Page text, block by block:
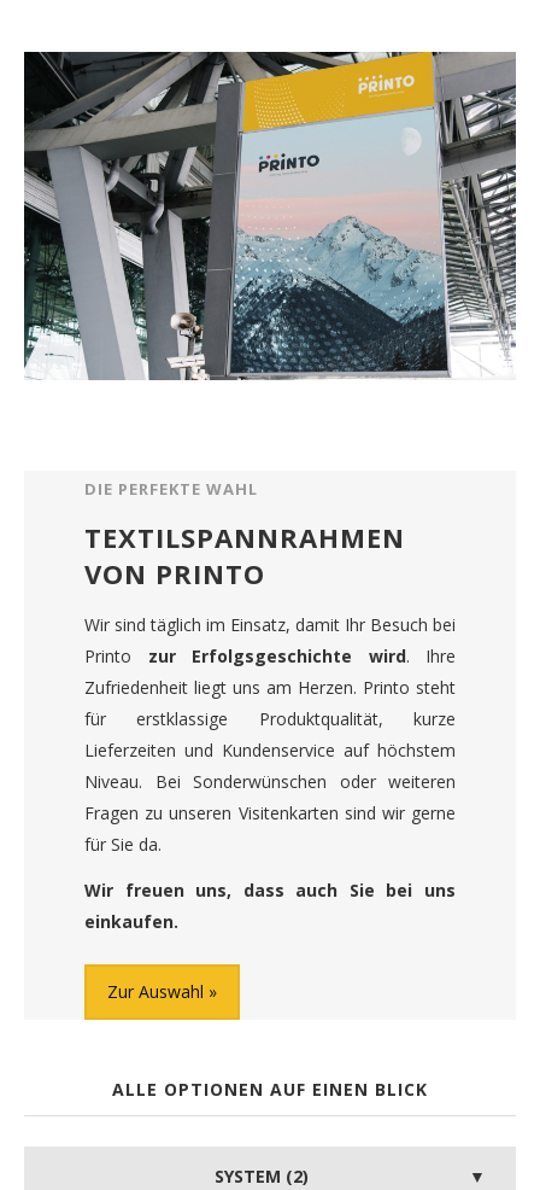
DIE PERFEKTE WAHL
TEXTILSPANNRAHMEN
VON PRINTO
Wir sind täglich im Einsatz, damit Ihr Besuch bei
Printo zur Erfolgsgeschichte wird. Ihre
Zufriedenheit liegt uns am Herzen. Printo steht
für erstklassige Produktqualität, kurze
Lieferzeiten und Kundenservice auf höchstem
Niveau. Bei Sonderwünschen oder weiteren
Fragen zu unseren Visitenkarten sind wir gerne
für Sie da.
Wir freuen uns, dass auch Sie bei uns
einkaufen.
Zur Auswahl
ALLE OPTIONEN AUF EINEN BLICK
SYSTEM (2)